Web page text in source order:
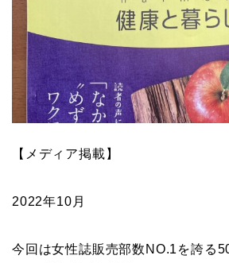
【メディア掲載】
2022年10月
今回は女性誌販売部数NO.1を誇る